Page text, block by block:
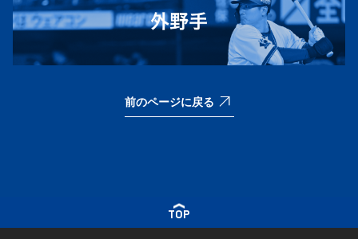
前のページに戻る
TOP